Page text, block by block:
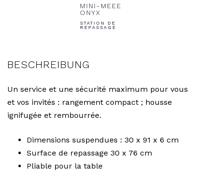
MINI-MEEE
ONYX
STATION DE
REPASSAGE
BESCHREIBUNG
Un service et une sécurité maximum pour vous
et vos invités : rangement compact ; housse
ignifugée et rembourrée.
Dimensions suspendues : 30 x 91 x 6 cm
Surface de repassage 30 x 76 cm
Pliable pour la table